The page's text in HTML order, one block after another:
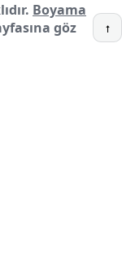
Boyama
göz
↑